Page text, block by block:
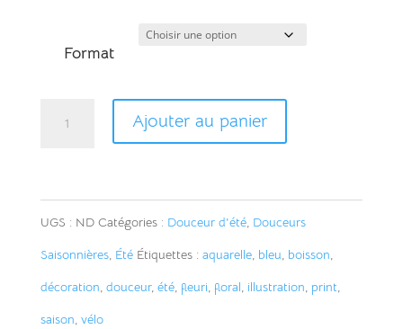
prix :
à
13,00 €
Format
quantité
Edition
Douceur
Ajouter au panier
l
r
UGS : ND Catégories : Douceur d'été, Douceurs
Saisonnières, Été Étiquettes : aquarelle, bleu, boisson,
décoration, douceur, été, fleuri, floral, illustration, print,
saison, vélo